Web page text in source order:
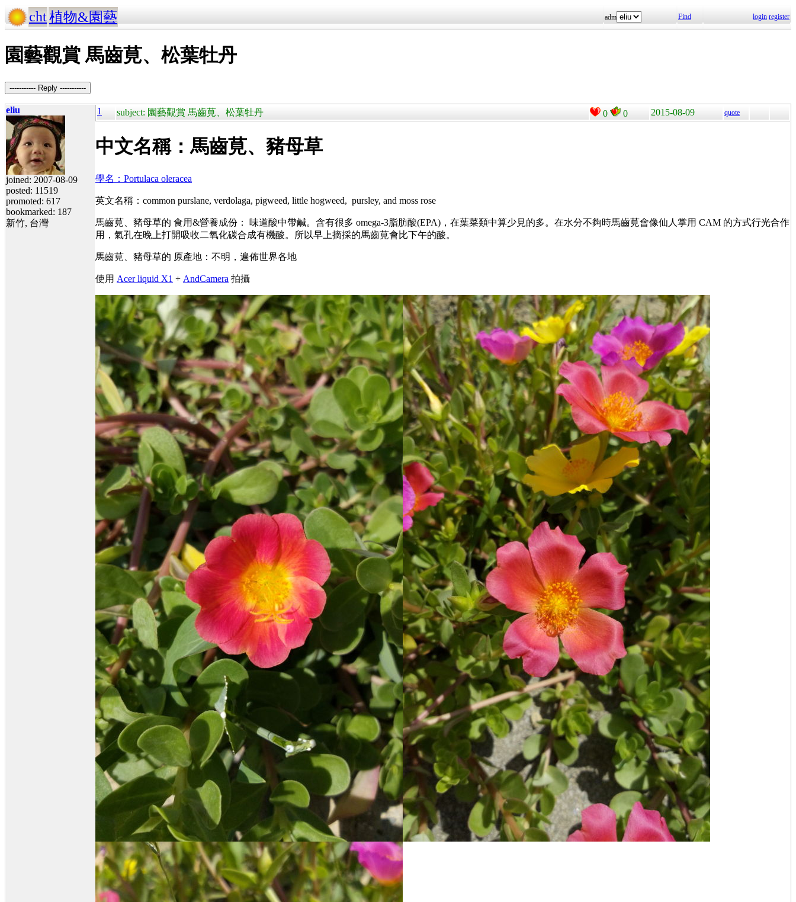
cht植物&園藝 adm Find login register
園藝觀賞 馬齒莧、松葉牡丹
----------- Reply -----------
eliu
joined: 2007-08-09
posted: 11519
promoted: 617
bookmarked: 187
新竹, 台灣
1 subject: 園藝觀賞 馬齒莧、松葉牡丹 0 0 2015-08-09 quote
中文名稱：馬齒莧、豬母草
學名：Portulaca oleracea
英文名稱：common purslane, verdolaga, pigweed, little hogweed, pursley, and moss rose
馬齒莧、豬母草的 食用&營養成份： 味道酸中帶鹹。含有很多 omega-3脂肪酸(EPA)，在葉菜類中算少見的多。在水分不夠時馬齒莧會像仙人掌用 CAM 的方式行光合作
用，氣孔在晚上打開吸收二氧化碳合成有機酸。所以早上摘採的馬齒莧會比下午的酸。
馬齒莧、豬母草的 原產地：不明，遍佈世界各地
使用 Acer liquid X1 + AndCamera 拍攝